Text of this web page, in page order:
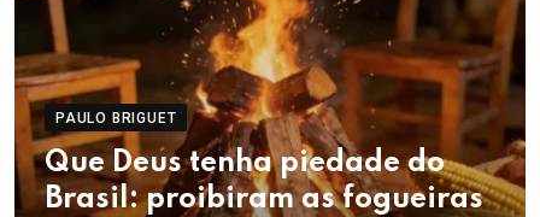
PAULO BRIGUET
Que Deus tenha piedade do
Brasil: proibiram as fogueiras